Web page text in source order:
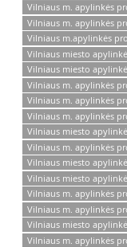
Vilniaus m. apylinkės
Vilniaus m. apylinkės
Vilniaus m.apylinkės
Vilniaus miesto
Vilniaus miesto
Vilniaus m. apylinkės
Vilniaus m. apylinkės
Vilniaus m. apylinkės
Vilniaus miesto
Vilniaus m. apylinkės
Vilniaus miesto
Vilniaus miesto
Vilniaus m. apylinkės
Vilniaus m. apylinkės
Vilniaus miesto
Vilniaus m. apylinkės